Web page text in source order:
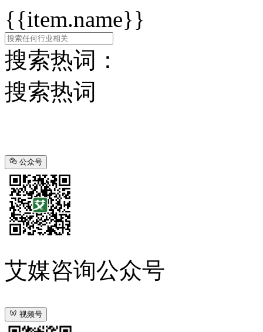
{{item.name}}
搜索热词：
搜索热词
公众号
艾媒咨询公众号
视频号